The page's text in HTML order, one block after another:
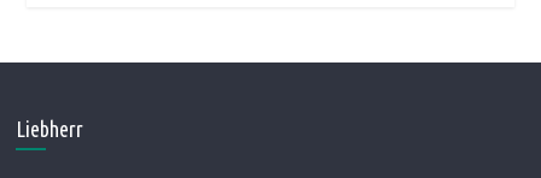
Liebherr